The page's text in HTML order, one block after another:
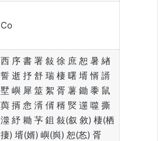
Со
西 序 書 署 敍 徐 庶 恕 暑 緖
誓 逝 抒 舒 瑞 棲 曙 壻 㥠 諝
墅 嶼 犀 筮 絮 胥 薯 鋤 黍 鼠
藇 揟 悆 湑 偦 稰 㷂 遾 噬 撕
澨 紓 耡 芧 鉏 敍(叙 敘) 棲(栖
捿) 壻(婿) 嶼(㠘) 恕(㣽) 胥